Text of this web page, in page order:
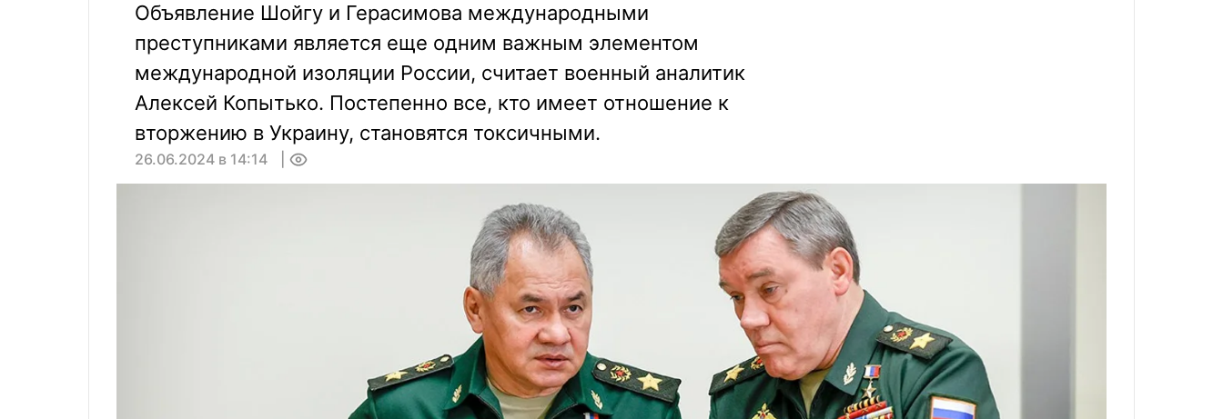
Объявление Шойгу и Герасимова международными
преступниками является еще одним важным элементом
международной изоляции России, считает военный аналитик
Алексей Копытько. Постепенно все, кто имеет отношение к
вторжению в Украину, становятся токсичными.
26.06.2024 в 14:14